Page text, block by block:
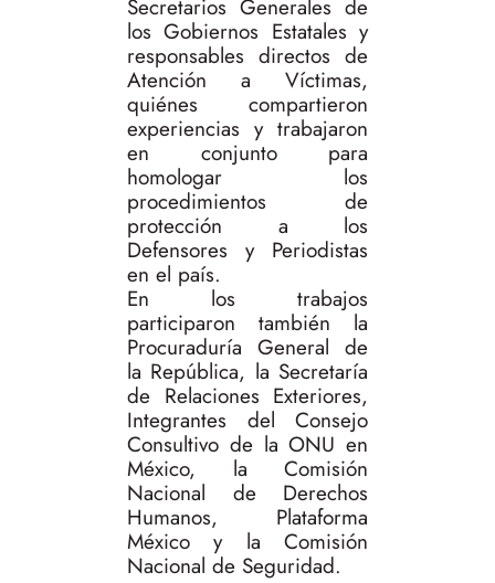
Secretarios Generales de
los Gobiernos Estatales y
responsables directos de
Atención a Víctimas,
quiénes compartieron
experiencias y trabajaron
en conjunto para
homologar los
procedimientos de
protección a los
Defensores y Periodistas
en el país.
En los trabajos
participaron también la
Procuraduría General de
la República, la Secretaría
de Relaciones Exteriores,
Integrantes del Consejo
Consultivo de la ONU en
México, la Comisión
Nacional de Derechos
Humanos, Plataforma
México y la Comisión
Nacional de Seguridad.